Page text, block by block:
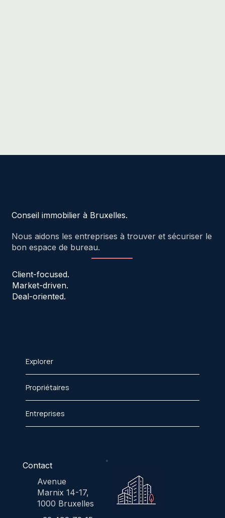
Conseil immobilier à Bruxelles.
Nous aidons les entreprises à trouver et sécuriser le
bon espace de bureau.
Client-focused.
Market-driven.
Deal-oriented.
Explorer
Propriétaires
Entreprises
Contact
Avenue
Marnix 14-17,
1000 Bruxelles